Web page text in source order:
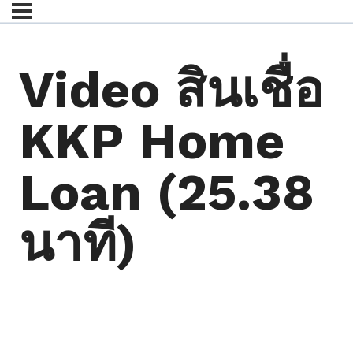
Video สินเชื่อ
KKP Home
Loan (25.38
นาที)